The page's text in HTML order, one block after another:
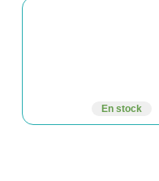
En stock